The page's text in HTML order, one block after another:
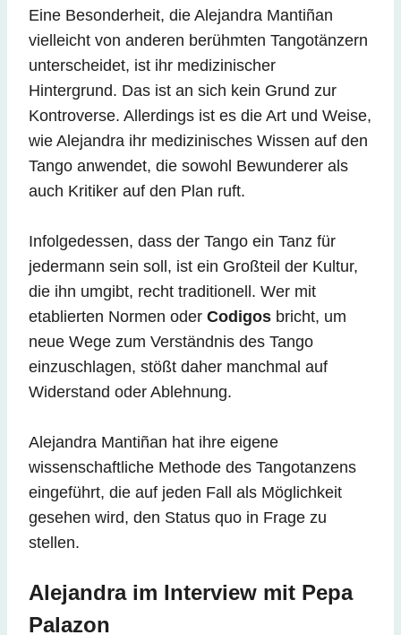
Eine Besonderheit, die Alejandra Mantiñan
vielleicht von anderen berühmten Tangotänzern
unterscheidet, ist ihr medizinischer
Hintergrund. Das ist an sich kein Grund zur
Kontroverse. Allerdings ist es die Art und Weise,
wie Alejandra ihr medizinisches Wissen auf den
Tango anwendet, die sowohl Bewunderer als
auch Kritiker auf den Plan ruft.
Infolgedessen, dass der Tango ein Tanz für
jedermann sein soll, ist ein Großteil der Kultur,
die ihn umgibt, recht traditionell. Wer mit
etablierten Normen oder Codigos bricht, um
neue Wege zum Verständnis des Tango
einzuschlagen, stößt daher manchmal auf
Widerstand oder Ablehnung.
Alejandra Mantiñan hat ihre eigene
wissenschaftliche Methode des Tangotanzens
eingeführt, die auf jeden Fall als Möglichkeit
gesehen wird, den Status quo in Frage zu
stellen.
Alejandra im Interview mit Pepa
Palazon